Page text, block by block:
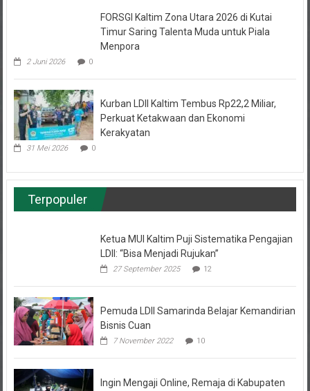
FORSGI Kaltim Zona Utara 2026 di Kutai
Timur Saring Talenta Muda untuk Piala
Menpora
2 Juni 2026 0
Kurban LDII Kaltim Tembus Rp22,2 Miliar,
Perkuat Ketakwaan dan Ekonomi
Kerakyatan
31 Mei 2026 0
Terpopuler
Ketua MUI Kaltim Puji Sistematika Pengajian
LDII: “Bisa Menjadi Rujukan”
27 September 2025 12
Pemuda LDII Samarinda Belajar Kemandirian
Bisnis Cuan
7 November 2022 10
Ingin Mengaji Online, Remaja di Kabupaten